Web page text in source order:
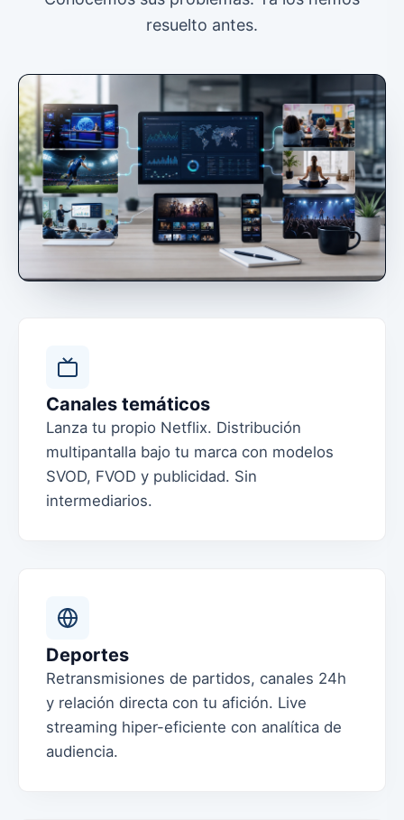
resuelto antes.
Canales temáticos
Lanza tu propio Netflix. Distribución
multipantalla bajo tu marca con modelos
SVOD, FVOD y publicidad. Sin
intermediarios.
Deportes
Retransmisiones de partidos, canales 24h
y relación directa con tu afición. Live
streaming hiper-eficiente con analítica de
audiencia.